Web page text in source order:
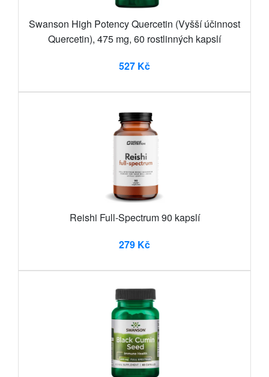
Swanson High Potency Quercetin (Vyšší účinnost
Quercetin), 475 mg, 60 rostlinných kapslí
527 Kč
Reishi Full-Spectrum 90 kapslí
279 Kč